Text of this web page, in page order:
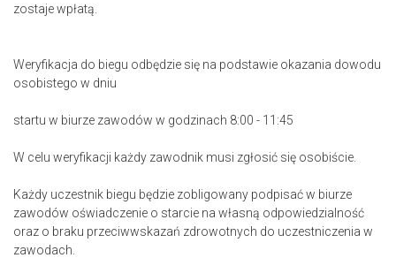
zostaje wpłatą.
Weryfikacja do biegu odbędzie się na podstawie okazania dowodu
osobistego w dniu
startu w biurze zawodów w godzinach 8:00 - 11:45
W celu weryfikacji każdy zawodnik musi zgłosić się osobiście.
Każdy uczestnik biegu będzie zobligowany podpisać w biurze
zawodów oświadczenie o starcie na własną odpowiedzialność
oraz o braku przeciwwskazań zdrowotnych do uczestniczenia w
zawodach.